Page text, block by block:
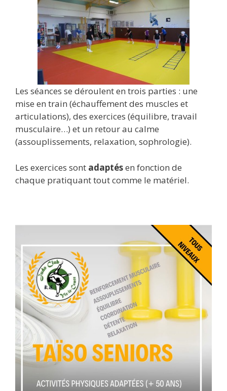
Les séances se déroulent en trois parties : une
mise en train (échauffement des muscles et
articulations), des exercices (équilibre, travail
musculaire…) et un retour au calme
(assouplissements, relaxation, sophrologie).
Les exercices sont adaptésen fonction de
chaque pratiquant tout comme le matériel.